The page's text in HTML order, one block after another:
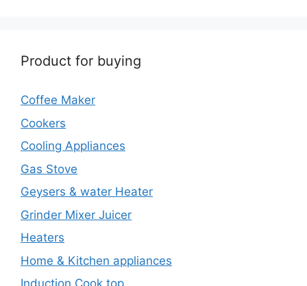
Product for buying
Coffee Maker
Cookers
Cooling Appliances
Gas Stove
Geysers & water Heater
Grinder Mixer Juicer
Heaters
Home & Kitchen appliances